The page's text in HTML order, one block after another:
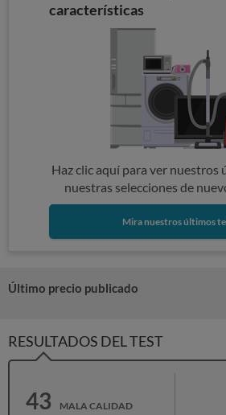
características
Haz clic aquí para ver nuestros
nuestras selecciones de
Mira nuestros últimos
Último precio publicado
RESULTADOS DEL TEST
43 MALA CALIDAD